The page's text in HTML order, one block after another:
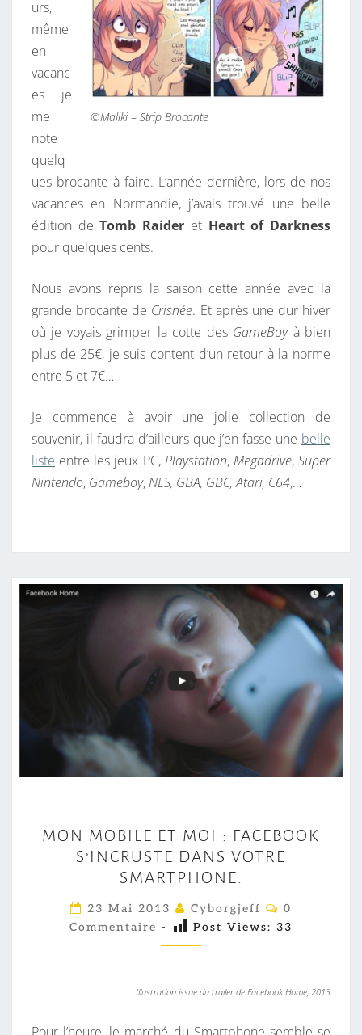
©Maliki – Strip Brocante
urs,
même
en
vacanc
es je
me
note
quelq
ues brocante à faire. L’année dernière, lors de nos
vacances en Normandie, j’avais trouvé une belle
édition deTomb Raider et Heart of Darkness
pour quelques cents.
Nous avons repris la saison cette année avec la
grande brocante de Crisnée. Et après une dur hiver
où je voyais grimper la cotte des GameBoyà bien
plus de 25€, je suis content d’un retour à la norme
entre 5 et 7€…
Je commence à avoir une jolie collection de
souvenir, il faudra d’ailleurs que j’en fasse une belle
liste entre les jeux PC, Playstation, Megadrive,Super
Nintendo, Gameboy,NES, GBA, GBC, Atari, C64,…
O
N
M
O
B
I
E
MON MOBILE ET MOI : FACEBOOK
S’INCRUSTE DANS VOTRE
SMARTPHONE.
23 Mai 2013 Cyborgjeff
C
M
A
0
Commentaire - Post Views: 33
Illustration issue du trailer de Facebook Home, 2013
Pour l’heure, le marché du Smartphone semble se